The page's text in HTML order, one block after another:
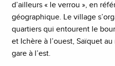
d’ailleurs « le verrou », en
géographique. Le village
quartiers qui entourent le
et Ichère à l’ouest, Saïquet
gare à l’est.